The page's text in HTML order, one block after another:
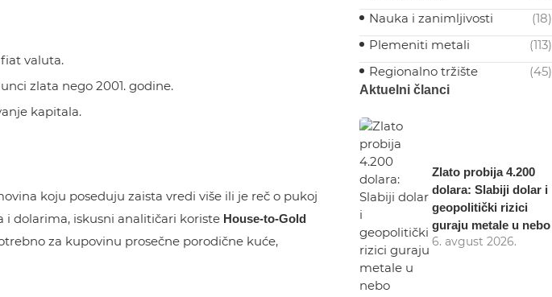
valuta.
zlata nego 2001. godine.
kapitala.
koju poseduju zaista vredi više ili je reč o pukoj
dolarima, iskusni analitičari koriste House-to-Gold
za kupovinu prosečne porodične kuće,
Nauka i zanimljivosti
(18)
Plemeniti metali
(113)
Regionalno tržište
(45)
Aktuelni članci
Zlato probija 4.200
dolara: Slabiji dolar i
geopolitički rizici
guraju metale u nebo
6. avgust 2026.